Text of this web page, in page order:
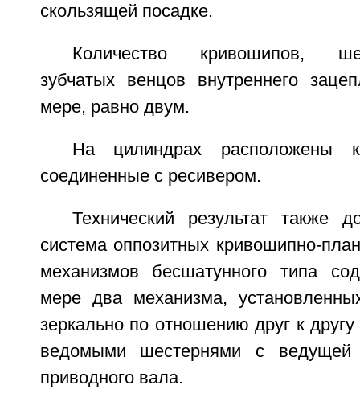
скользящей посадке.
Количество кривошипов,
зубчатых венцов внутреннего
мере, равно двум.
На цилиндрах расположены
соединенные с ресивером.
Технический результат также
система оппозитных кривошипно-
механизмов бесшатунного типа
мере два механизма,
зеркально по отношению друг к
ведомыми шестернями с ведущей
приводного вала.